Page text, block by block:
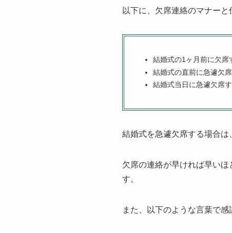
以下に、欠席連絡のマナーと
結婚式の1ヶ月前に欠席
結婚式の直前に急遽欠
結婚式当日に急遽欠席
結婚式を急遽欠席する場合は
欠席の連絡が早ければ早いほ
す。
また、以下のような言葉で感